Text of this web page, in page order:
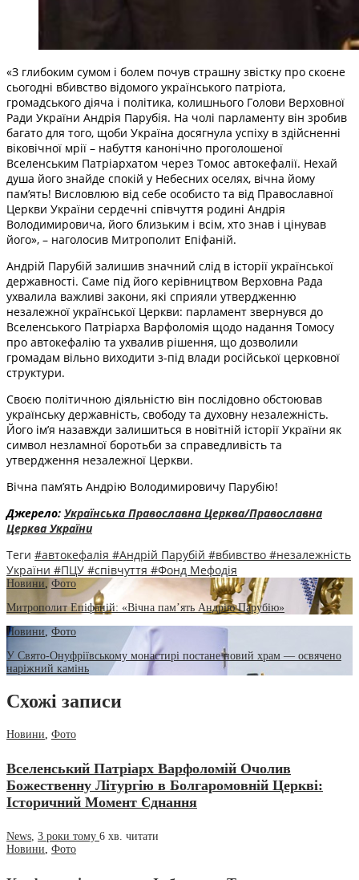
«З глибоким сумом і болем почув страшну звістку про скоєне
сьогодні вбивство відомого українського патріота,
громадського діяча і політика, колишнього Голови Верховної
Ради України Андрія Парубія. На чолі парламенту він зробив
багато для того, щоби Україна досягнула успіху в здійсненні
віковічної мрії – набуття канонічно проголошеної
Вселенським Патріархатом через Томос автокефалії. Нехай
душа його знайде спокій у Небесних оселях, вічна йому
памʼять! Висловлюю від себе особисто та від Православної
Церкви України сердечні співчуття родині Андрія
Володимировича, його близьким і всім, хто знав і цінував
його», – наголосив Митрополит Епіфаній.
Андрій Парубій залишив значний слід в історії української
державності. Саме під його керівництвом Верховна Рада
ухвалила важливі закони, які сприяли утвердженню
незалежної української Церкви: парламент звернувся до
Вселенського Патріарха Варфоломія щодо надання Томосу
про автокефалію та ухвалив рішення, що дозволили
громадам вільно виходити з-під влади російської церковної
структури.
Своєю політичною діяльністю він послідовно обстоював
українську державність, свободу та духовну незалежність.
Його ім’я назавжди залишиться в новітній історії України як
символ незламної боротьби за справедливість та
утвердження незалежної Церкви.
Вічна пам’ять Андрію Володимировичу Парубію!
Джерело: Українська Православна Церква/Православна
Церква України
Теги #автокефалія #Андрій Парубій #вбивство #незалежність
України #ПЦУ #співчуття #Фонд Мефодія
Новини Фото
Митрополит Епіфаній: «Вічна пам’ять Андрію Парубію»
Новини Фото
У Свято-Онуфріївському монастирі постане новий храм — освячено
наріжний камінь
Схожі записи
Новини, Фото
Вселенський Патріарх Варфоломій Очолив
Божественну Літургію в Болгаромовній Церкві:
Історичний Момент Єднання
News, 3 роки тому 6 хв. читати
Новини, Фото